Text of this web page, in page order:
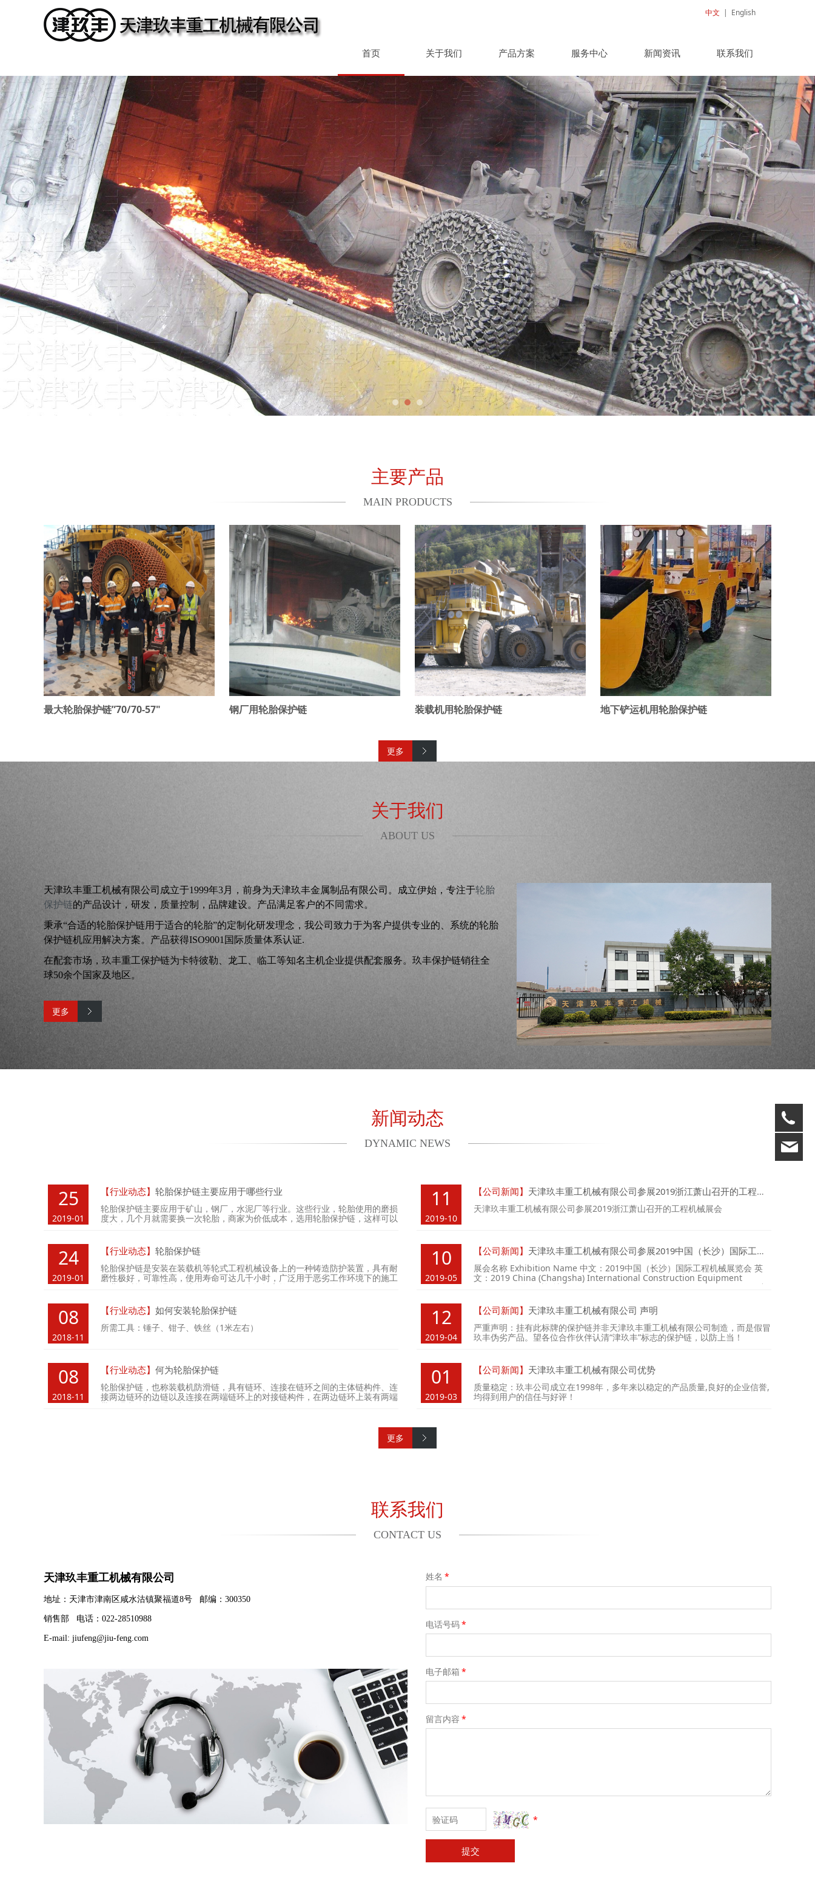
首页 关于我们 产品方案 服务中心 新闻资讯 联系我们
中文 | English
主要产品
MAIN PRODUCTS
最大轮胎保护链”70/70-57" 钢厂用轮胎保护链 装载机用轮胎保护链 地下铲运机用轮胎保护链
更多
关于我们
ABOUT US
天津玖丰重工机械有限公司成立于1999年3月，前身为天津玖丰金属制品有限公司。成立伊始，专注于轮胎
保护链的产品设计，研发，质量控制，品牌建设。产品满足客户的不同需求。
秉承“合适的轮胎保护链用于适合的轮胎”的定制化研发理念，我公司致力于为客户提供专业的、系统的轮胎
保护链机应用解决方案。产品获得ISO9001国际质量体系认证.
在配套市场，玖丰重工保护链为卡特彼勒、龙工、临工等知名主机企业提供配套服务。玖丰保护链销往全
球50余个国家及地区。
更多
新闻动态
DYNAMIC NEWS
25
2019-01
【行业动态】 轮胎保护链主要应用于哪些行业
轮胎保护链主要应用于矿山，钢厂，水泥厂等行业。这些行业，轮胎使用的磨损
度大，几个月就需要换一次轮胎，商家为价低成本，选用轮胎保护链，这样可以
延长轮胎的使用寿命。
24
2019-01
【行业动态】 轮胎保护链
轮胎保护链是安装在装载机等轮式工程机械设备上的一种铸造防护装置，具有耐
磨性极好，可靠性高，使用寿命可达几千小时，广泛用于恶劣工作环境下的施工
作业，对轮胎防滑和保护起到作用，可大幅提高轮胎的使用寿命。
08
2018-11
【行业动态】 如何安装轮胎保护链
所需工具：锤子、钳子、铁丝（1米左右）
08
2018-11
【行业动态】 何为轮胎保护链
轮胎保护链，也称装载机防滑链，具有链环、连接在链环之间的主体链构件、连
接两边链环的边链以及连接在两端链环上的对接链构件，在两边链环上装有两端
带有绳卡的紧固绳，主体链构件为开口式。
11
2019-10
【公司新闻】 天津玖丰重工机械有限公司参展2019浙江萧山召开的工程机械展会
天津玖丰重工机械有限公司参展2019浙江萧山召开的工程机械展会
10
2019-05
【公司新闻】 天津玖丰重工机械有限公司参展2019中国（长沙）国际工程机械展览会
展会名称 Exhibition Name 中文：2019中国（长沙）国际工程机械展览会 英
文：2019 China (Changsha) International Construction Equipment
Exhibition 展会时间地点 Exhibition Time and Venue 2019年5月15-18日 中
12
2019-04
【公司新闻】 天津玖丰重工机械有限公司 声明
严重声明：挂有此标牌的保护链并非天津玖丰重工机械有限公司制造，而是假冒
玖丰伪劣产品。望各位合作伙伴认清“津玖丰”标志的保护链，以防上当！
01
2019-03
【公司新闻】 天津玖丰重工机械有限公司优势
质量稳定：玖丰公司成立在1998年，多年来以稳定的产品质量,良好的企业信誉,
均得到用户的信任与好评！
更多
联系我们
CONTACT US
天津玖丰重工机械有限公司
地址：天津市津南区咸水沽镇聚福道8号 邮编：300350
销售部 电话：022-28510988
E-mail: jiufeng@jiu-feng.com
姓名 *
电话号码*
电子邮箱 *
留言内容 *
*
提交